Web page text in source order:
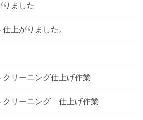
りました
上がりました。
リーニング仕上げ作業
クリーニング 仕上げ作業